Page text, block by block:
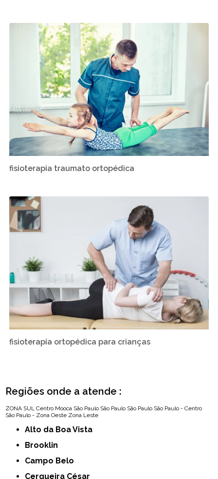
fisioterapia traumato ortopédica
fisioterapia ortopédica para crianças
Regiões onde a atende :
ZONA SUL Centro Mooca São Paulo São Paulo São Paulo São Paulo - Centro
São Paulo - Zona Oeste Zona Leste
Alto da Boa Vista
Brooklin
Campo Belo
Cerqueira César